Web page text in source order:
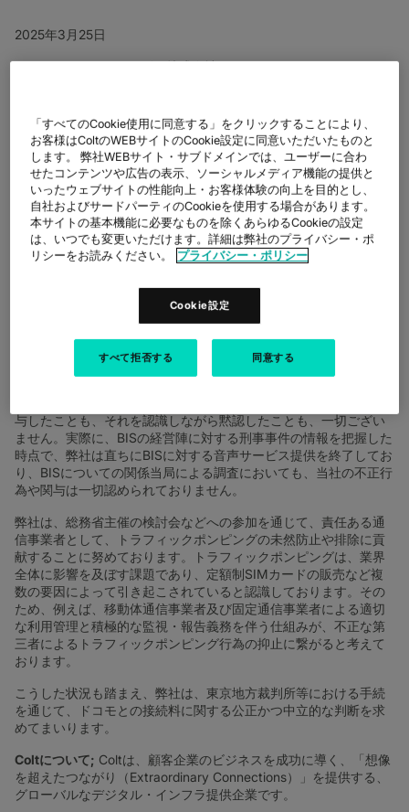
balance キャピタル・マーケット
shield
delivery_truck_speed 運輸・物流
CPE ソリューション
すべてのネットワークサービス
2025年3月25日
Coltテクノロジーサービス株式会社
グローバル・デジタル・インフラストラクチャ企業であるColtテ
クノロジーサービス株式会社(本社：東京都港区、代表取締役：大
江 克哉、以下Colt）は本日、株式会社NTTドコモ社の3月24日付
報道発表について、以下のようにコメントを発表させて頂きま
す。
弊社は、株式会社NTTドコモ（以下、「ドコモ」）との接続料の
協議や、ドコモが総務大臣に対して申請した裁定（以下、「本裁
定」）に係る手続において、誠実に対応して参りました。本裁定
の結果・内容及び本裁定に係る手続は、不当かつ不公正なもので
あり、市場における慣例からも乖離していると考えております。
び東京地方裁判所へ申し立てております。
なお、ドコモの報道発表内に株式会社BIS（以下、「BIS」）につ
与したことも、それを認識しながら黙認したことも、一切ござい
ません。実際に、BISの経営陣に対する刑事事件の情報を把握した
時点で、弊社は直ちにBISに対する音声サービス提供を終了してお
り、BISについての関係当局による調査においても、当社の不正行
為や関与は一切認められておりません。
弊社は、総務省主催の検討会などへの参加を通じて、責任ある通
信事業者として、トラフィックポンピングの未然防止や排除に貢
献することに努めております。トラフィックポンピングは、業界
全体に影響を及ぼす課題であり、定額制SIMカードの販売など複
数の要因によって引き起こされていると認識しております。その
ため、例えば、移動体通信事業者及び固定通信事業者による適切
な利用管理と積極的な監視・報告義務を伴う仕組みが、不正な第
三者によるトラフィックポンピング行為の抑止に繋がると考えて
おります。
こうした状況も踏まえ、弊社は、東京地方裁判所等における手続
を通じて、ドコモとの接続料に関する公正かつ中立的な判断を求
めてまいります。
Coltについて; Coltは、顧客企業のビジネスを成功に導く、「想像
を超えたつながり（Extraordinary Connections）」を提供する、
グローバルなデジタル・インフラ提供企業です。
「すべてのCookie使用に同意する」をクリックすることにより、
お客様はColtのWEBサイトのCookie設定に同意いただいたものと
します。 弊社WEBサイト・サブドメインでは、ユーザーに合わ
せたコンテンツや広告の表示、ソーシャルメディア機能の提供と
いったウェブサイトの性能向上・お客様体験の向上を目的とし、
自社およびサードパーティのCookieを使用する場合があります。
本サイトの基本機能に必要なものを除くあらゆるCookieの設定
は、いつでも変更いただけます。詳細は弊社のプライバシー・ポ
リシーをお読みください。
プライバシー・ポリシー
Cookie設定
すべて拒否する 同意する